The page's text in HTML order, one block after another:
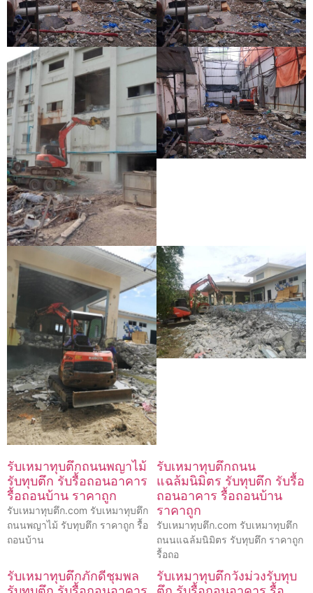
รับเหมาทุบตึกถนนพญาไม้
รับทุบตึก รับรื้อถอนอาคาร
รื้อถอนบ้าน ราคาถูก
รับเหมาทุบตึก.com รับเหมาทุบตึก
ถนนพญาไม้ รับทุบตึก ราคาถูก รื้อ
ถอนบ้าน
รับเหมาทุบตึกถนน
แฉล้มนิมิตร รับทุบตึก รับรื้อ
ถอนอาคาร รื้อถอนบ้าน
ราคาถูก
รับเหมาทุบตึก.com รับเหมาทุบตึก
ถนนแฉล้มนิมิตร รับทุบตึก ราคาถูก
รื้อถอ
รับเหมาทุบตึกภักดีชุมพล
รับเหมาทุบตึกวังม่วงรับทุบ